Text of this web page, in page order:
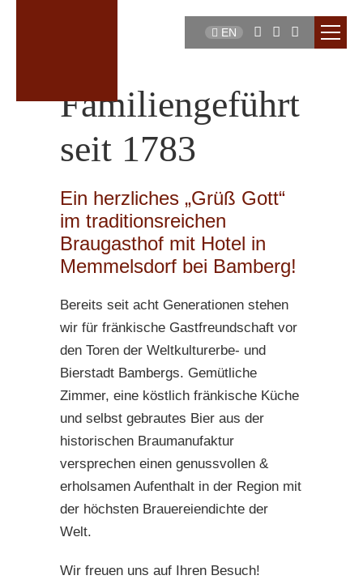
EN
Familiengeführt
seit 1783
Ein herzliches „Grüß Gott“
im traditionsreichen
Braugasthof mit Hotel in
Memmelsdorf bei Bamberg!
Bereits seit acht Generationen stehen
wir für fränkische Gastfreundschaft vor
den Toren der Weltkulturerbe- und
Bierstadt Bambergs. Gemütliche
Zimmer, eine köstlich fränkische Küche
und selbst gebrautes Bier aus der
historischen Braumanufaktur
versprechen einen genussvollen &
erholsamen Aufenthalt in der Region mit
der höchsten Brauereiendichte der
Welt.
Wir freuen uns auf Ihren Besuch!